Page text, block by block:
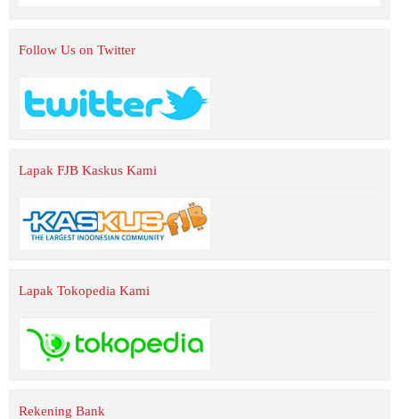
Follow Us on Twitter
Lapak FJB Kaskus Kami
Lapak Tokopedia Kami
Rekening Bank